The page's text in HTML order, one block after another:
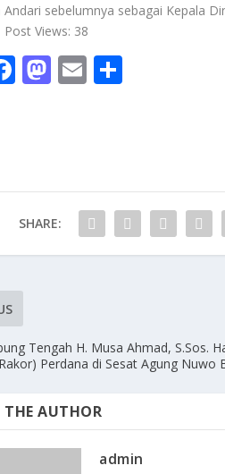
Andari sebelumnya sebagai Kepala
Post Views: 38
F
o
o
k
M
o
n
E
SHARE:
Tengah H. Musa Ahmad, S.Sos.
Perdana di Sesat Agung Nuwo
AUTHOR
admin